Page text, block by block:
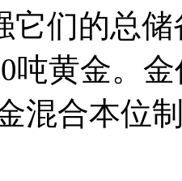
它们的总
吨黄金。
混合本位